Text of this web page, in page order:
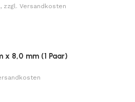
zzgl. Versandkosten
x 8,0 mm (1 Paar)